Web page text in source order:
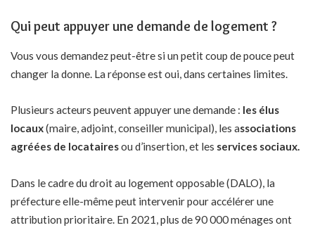
Qui peut appuyer une demande de logement ?
Vous vous demandez peut-être si un petit coup de pouce peut
changer la donne. La réponse est oui, dans certaines limites.
Plusieurs acteurs peuvent appuyer une demande : les élus
locaux(maire, adjoint, conseiller municipal), les associations
agréées de locatairesou d’insertion, et les services sociaux.
Dans le cadre du droit au logement opposable (DALO), la
préfecture elle-même peut intervenir pour accélérer une
attribution prioritaire. En 2021, plus de 90 000 ménages ont